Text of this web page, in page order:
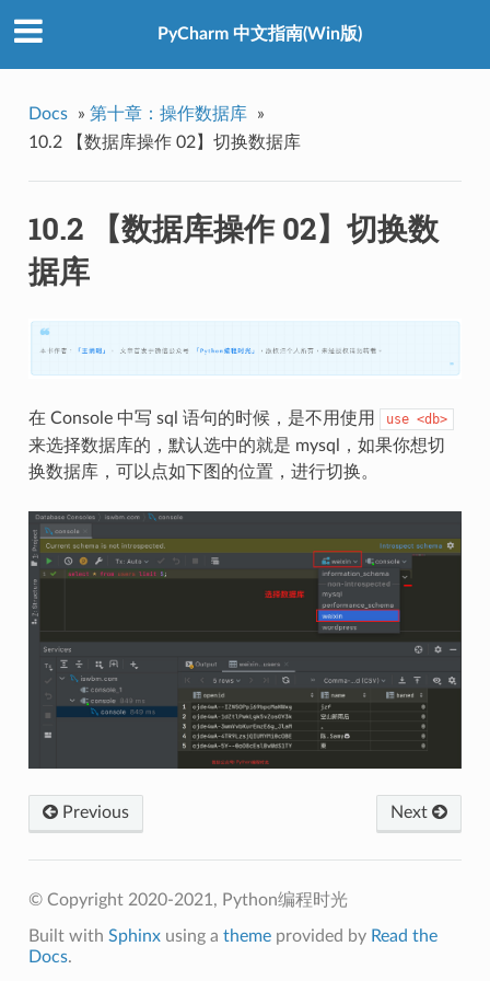
PyCharm 中文指南(Win版)
Docs » 第十章：操作数据库
»
10.2 【数据库操作 02】切换数据库
10.2 【数据库操作 02】切换数
据库
在 Console 中写 sql 语句的时候，是不用使用 use <db>
来选择数据库的，默认选中的就是 mysql，如果你想切
换数据库，可以点如下图的位置，进行切换。
Next
Previous
© Copyright 2020-2021, Python编程时光
Built with Sphinxusing a themeprovided by Read the
Docs.